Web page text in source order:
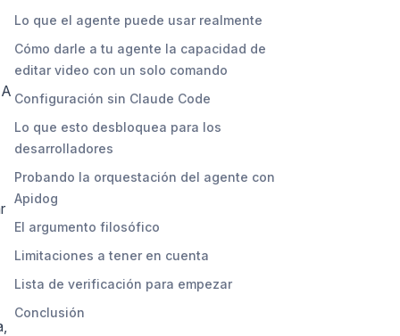
Lo que el agente puede usar realmente
Cómo darle a tu agente la capacidad de
editar video con un solo comando
Configuración sin Claude Code
Lo que esto desbloquea para los
desarrolladores
Probando la orquestación del agente con
Apidog
El argumento filosófico
Limitaciones a tener en cuenta
Lista de verificación para empezar
Conclusión